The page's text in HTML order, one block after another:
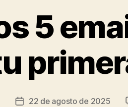
5
22 de agosto de 2025